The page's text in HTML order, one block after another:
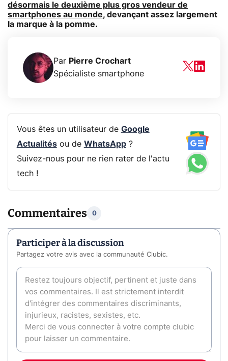
désormais le deuxième plus gros vendeur de
smartphones au monde, devançant assez largement
la marque à la pomme.
Par Pierre Crochart
Spécialiste smartphone
Vous êtes un utilisateur de Google
Actualitésou de WhatsApp?
Suivez-nous pour ne rien rater de l'actu
tech !
Commentaires 0
Participer à la discussion
Partagez votre avis avec la communauté Clubic.